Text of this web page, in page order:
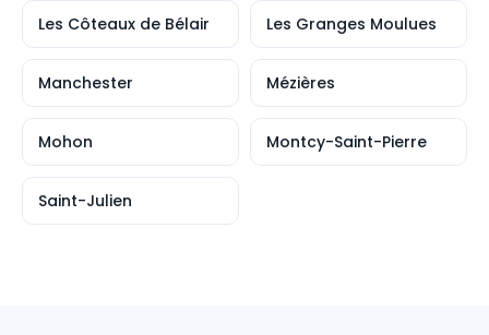
Les Côteaux de Bélair Les Granges Moulues
Manchester Mézières
Mohon Montcy-Saint-Pierre
Saint-Julien